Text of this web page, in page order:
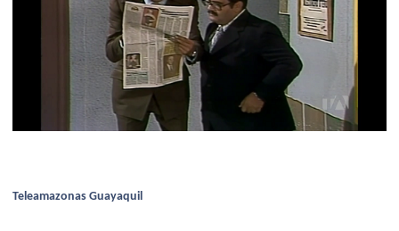
Teleamazonas Guayaquil